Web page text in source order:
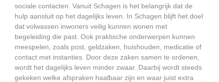
sociale contacten. Vanuit Schagen is het belangrijk dat de
hulp aansluit op het dagelijks leven. In Schagen blijft het doel
dat volwassen inwoners veilig kunnen wonen met
begeleiding die past. Ook praktische onderwerpen kunnen
meespelen, zoals post, geldzaken, huishouden, medicatie of
contact met instanties. Door deze zaken samen te ordenen,
wordt het dagelijks leven minder zwaar. Daarbij wordt steeds
gekeken welke afspraken haalbaar zijn en waar juist extra